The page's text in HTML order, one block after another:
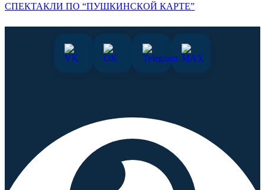
СПЕКТАКЛИ ПО “ПУШКИНСКОЙ КАРТЕ”